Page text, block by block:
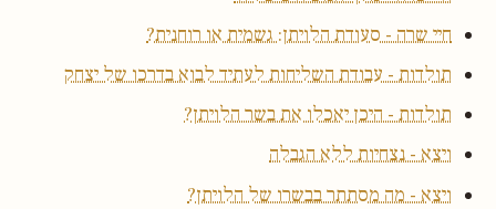
חיי שרה - סעודת הלויתן: גשמית או רוחנית?
תולדות - עבודת השליחות לעתיד לבוא בדרכו של יצחק
תולדות - היכן יאכלו את בשר הלויתן?
ויצא - נצחיות ללא הגבלה
ויצא - מה מסתתר בבשרו של הלויתן?